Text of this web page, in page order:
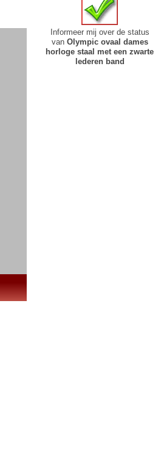
Informeer mij over de status
van Olympic ovaal dames
horloge staal met een zwarte
lederen band